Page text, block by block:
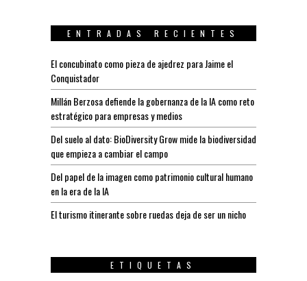
ENTRADAS RECIENTES
El concubinato como pieza de ajedrez para Jaime el
Conquistador
Millán Berzosa defiende la gobernanza de la IA como reto
estratégico para empresas y medios
Del suelo al dato: BioDiversity Grow mide la biodiversidad
que empieza a cambiar el campo
Del papel de la imagen como patrimonio cultural humano
en la era de la IA
El turismo itinerante sobre ruedas deja de ser un nicho
ETIQUETAS